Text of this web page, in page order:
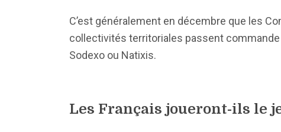
C’est généralement en décembre que les
collectivités territoriales passent
Sodexo ou Natixis.
Les Français joueront-ils le